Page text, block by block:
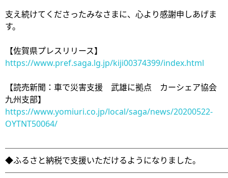
支え続けてくださったみなさまに、心より感謝申しあげま
す。
【佐賀県プレスリリース】
https://www.pref.saga.lg.jp/kiji00374399/index.html
【読売新聞：車で災害支援 武雄に拠点 カーシェア協会
九州支部】
https://www.yomiuri.co.jp/local/saga/news/20200522-
OYTNT50064/
◆ふるさと納税で支援いただけるようになりました。